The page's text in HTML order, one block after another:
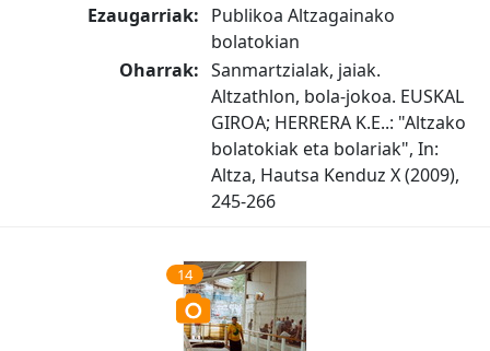
Ezaugarriak: Publikoa Altzagainako
bolatokian
Oharrak: Sanmartzialak, jaiak.
Altzathlon, bola-jokoa. EUSKAL
GIROA; HERRERA K.E..: "Altzako
bolatokiak eta bolariak", In:
Altza, Hautsa Kenduz X (2009),
245-266
14